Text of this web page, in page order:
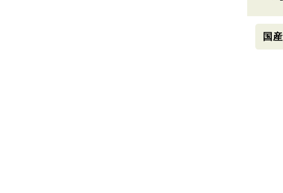
国産